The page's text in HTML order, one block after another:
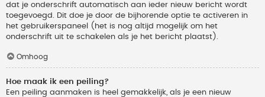
dat je onderschrift automatisch aan ieder nieuw bericht wordt
toegevoegd. Dit doe je door de bijhorende optie te activeren in
het gebruikerspaneel (het is nog altijd mogelijk om het
onderschrift uit te schakelen als je het bericht plaatst).
Omhoog
Hoe maak ik een peiling?
Een peiling aanmaken is heel gemakkelijk, als je een nieuw